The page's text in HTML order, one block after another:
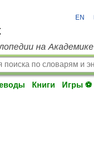
EN
на Академике
Книги Игры ⚽